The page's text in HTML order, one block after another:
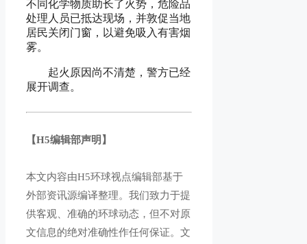
不同化学物质助长了火势，危险品
处理人员已抵达现场，并敦促当地
居民关闭门窗，以避免吸入有害烟
雾。
起火原因尚不清楚，警方已经
展开调查。
【H5编辑部声明】
本文内容由H5环球视点编辑部基于
外部资讯源编译整理。我们致力于提
供客观、准确的环球动态，但不对原
文信息的绝对准确性作任何保证。文